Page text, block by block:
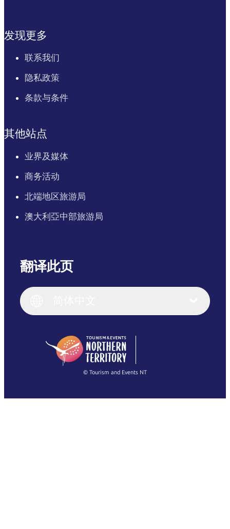
发现更多
联系我们
隐私政策
条款与条件
其他站点
业界及媒体
商务活动
北端地区旅游局
澳大利亞中部旅游局
翻译此页
English (US)
English
(Singapore)
Français
繁體中文
© Tourism and Events NT